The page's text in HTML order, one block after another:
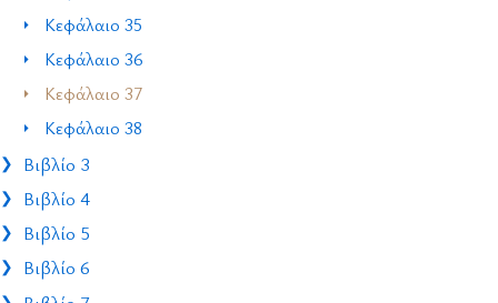
Κεφάλαιο 35
Κεφάλαιο 36
Κεφάλαιο 37
Κεφάλαιο 38
Βιβλίο 3
Βιβλίο 4
Βιβλίο 5
Βιβλίο 6